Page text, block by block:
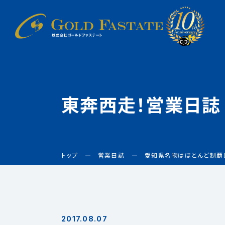
東奔西走！営業日誌
トップ 営業日誌 愛知県名物はほとんど制覇
2017.08.07